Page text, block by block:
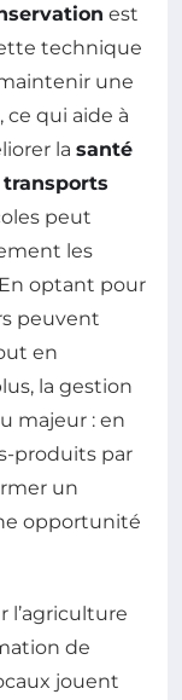
est
technique
une
qui aide à
la santé
transports
peut
les
optant pour
peuvent
en
la gestion
majeur : en
produits par
un
opportunité
l’agriculture
de
jouent